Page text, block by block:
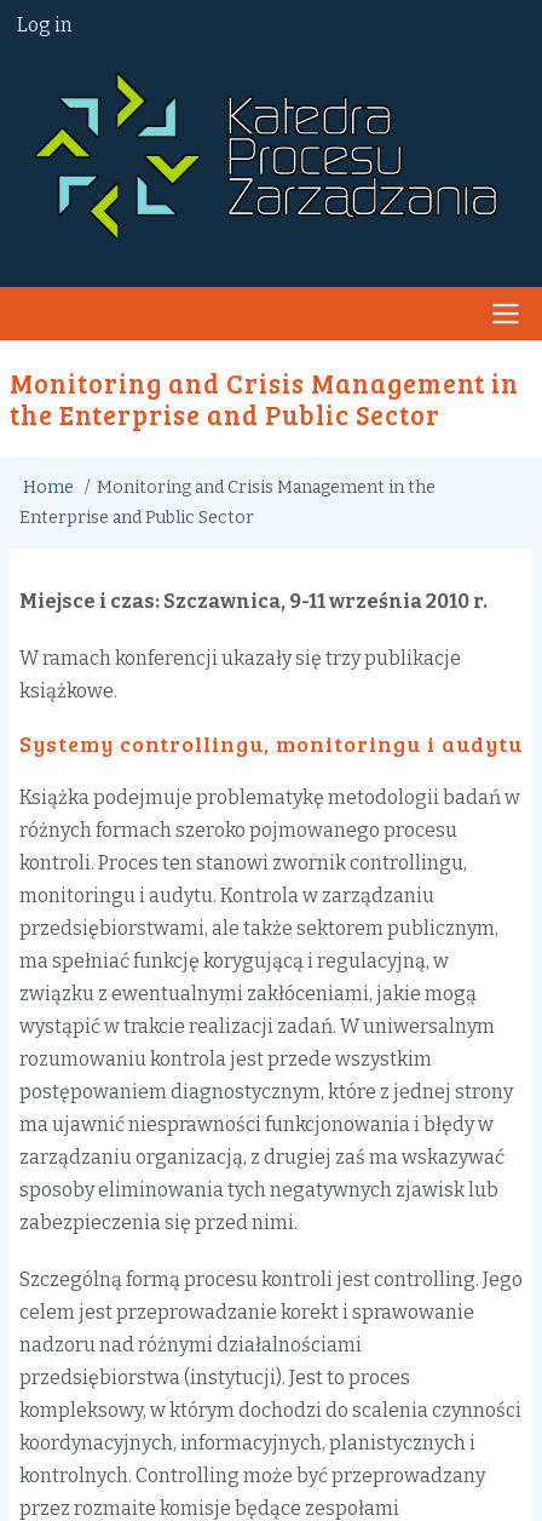
Skip
User
Log in
Main
navigation
Monitoring and Crisis Management in
the Enterprise and Public Sector
Breadcrumb
Home
Monitoring and Crisis Management in the
Enterprise and Public Sector
Miejsce i czas: Szczawnica, 9-11 września 2010 r.
W ramach konferencji ukazały się trzy publikacje
książkowe.
Systemy controllingu, monitoringu i audytu
Książka podejmuje problematykę metodologii badań w
różnych formach szeroko pojmowanego procesu
kontroli. Proces ten stanowi zwornik controllingu,
monitoringu i audytu. Kontrola w zarządzaniu
przedsiębiorstwami, ale także sektorem publicznym,
ma spełniać funkcję korygującą i regulacyjną, w
związku z ewentualnymi zakłóceniami, jakie mogą
wystąpić w trakcie realizacji zadań. W uniwersalnym
rozumowaniu kontrola jest przede wszystkim
postępowaniem diagnostycznym, które z jednej strony
ma ujawnić niesprawności funkcjonowania i błędy w
zarządzaniu organizacją, z drugiej zaś ma wskazywać
sposoby eliminowania tych negatywnych zjawisk lub
zabezpieczenia się przed nimi.
Szczególną formą procesu kontroli jest controlling. Jego
celem jest przeprowadzanie korekt i sprawowanie
nadzoru nad różnymi działalnościami
przedsiębiorstwa (instytucji). Jest to proces
kompleksowy, w którym dochodzi do scalenia czynności
koordynacyjnych, informacyjnych, planistycznych i
kontrolnych. Controlling może być przeprowadzany
przez rozmaite komisje będące zespołami